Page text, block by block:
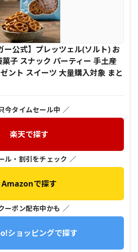
ー公式】プレッツェル(ソルト) お
子 スナック パーティー 手土産
ント スイーツ 大量購入対象 まと
今タイムセール中 ／
楽天で探す
ル・割引をチェック ／
Amazonで探す
ーポン配布中かも ／
ショッピングで探す